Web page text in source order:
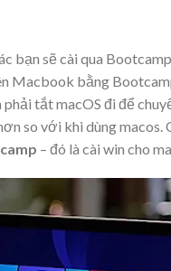
bạn sẽ cài qua
Macbook bằng
tắt macOS đi để
so với khi dùng
– đó là cài win cho